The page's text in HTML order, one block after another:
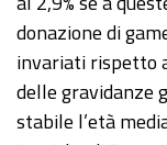
donazione di
invariati rispetto
delle gravidanze
stabile l’età